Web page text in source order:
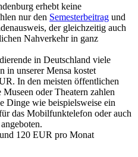
erhebt keine
nur den Semesterbeitrag und
der gleichzeitig auch
Nahverkehr in ganz
in Deutschland viele
in unserer Mensa kostet
In den meisten öffentlichen
oder Theatern zahlen
Dinge wie beispielsweise ein
das Mobilfunktelefon oder auch
120 EUR pro Monat